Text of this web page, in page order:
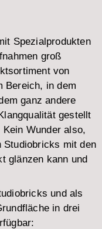
Spezialprodukten
groß
von
Bereich, in dem
ganz andere
gestellt
Wunder also,
Studiobricks mit den
glänzen kann und
und als
in drei